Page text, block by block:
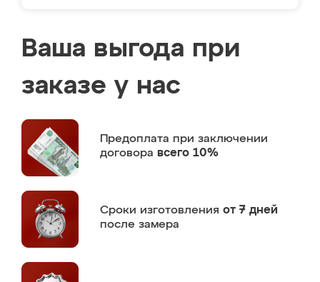
Ваша выгода при
заказе у нас
Предоплата при заключении
договора всего 10%
Сроки изготовления от 7 дней
после замера